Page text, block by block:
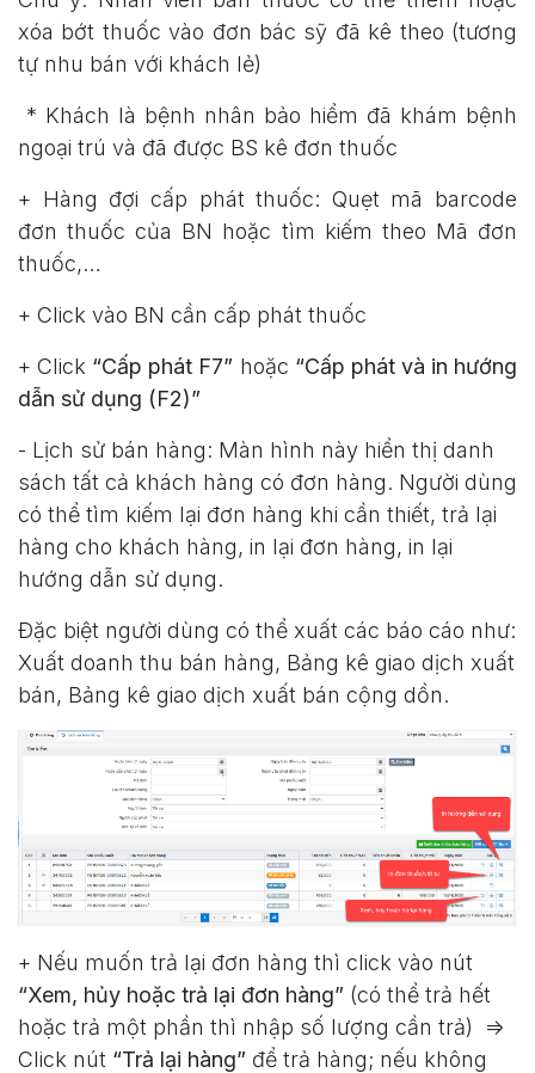
xóa bớt thuốc vào đơn bác sỹ đã kê theo (tương
tự nhu bán với khách lẻ)
* Khách là bệnh nhân bảo hiểm đã khám bệnh
ngoại trú và đã được BS kê đơn thuốc
+ Hàng đợi cấp phát thuốc: Quẹt mã barcode
đơn thuốc của BN hoặc tìm kiếm theo Mã đơn
thuốc,…
+ Click vào BN cần cấp phát thuốc
+ Click “Cấp phát F7” hoặc “Cấp phát và in hướng
dẫn sử dụng (F2)”
- Lịch sử bán hàng: Màn hình này hiển thị danh
sách tất cả khách hàng có đơn hàng. Người dùng
có thể tìm kiếm lại đơn hàng khi cần thiết, trả lại
hàng cho khách hàng, in lại đơn hàng, in lại
hướng dẫn sử dụng.
Đặc biệt người dùng có thể xuất các báo cáo như:
Xuất doanh thu bán hàng, Bảng kê giao dịch xuất
bán, Bảng kê giao dịch xuất bán cộng dồn.
+ Nếu muốn trả lại đơn hàng thì click vào nút
“Xem, hủy hoặc trả lại đơn hàng” (có thể trả hết
hoặc trả một phần thì nhập số lượng cần trả) =>
Click nút “Trả lại hàng” để trả hàng; nếu không